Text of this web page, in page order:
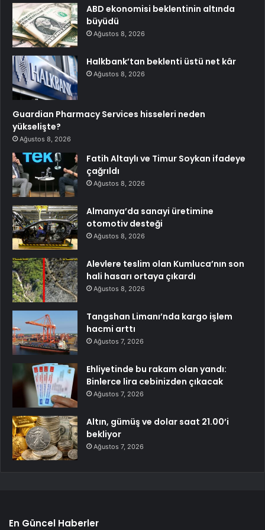
ABD ekonomisi beklentinin altında
büyüdü
Ağustos 8, 2026
Halkbank’tan beklenti üstü net kâr
Ağustos 8, 2026
Guardian Pharmacy Services hisseleri neden
yükselişte?
Ağustos 8, 2026
Fatih Altaylı ve Timur Soykan ifadeye
çağrıldı
Ağustos 8, 2026
Almanya’da sanayi üretimine
otomotiv desteği
Ağustos 8, 2026
Alevlere teslim olan Kumluca’nın son
hali hasarı ortaya çıkardı
Ağustos 8, 2026
Tangshan Limanı’nda kargo işlem
hacmi arttı
Ağustos 7, 2026
Ehliyetinde bu rakam olan yandı:
Binlerce lira cebinizden çıkacak
Ağustos 7, 2026
Altın, gümüş ve dolar saat 21.00’i
bekliyor
Ağustos 7, 2026
En Güncel Haberler